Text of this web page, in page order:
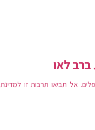
לאו
אל תביאו תרבות זו למדינת